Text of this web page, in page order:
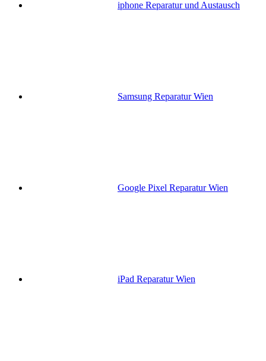
iphone Reparatur und Austausch
Samsung Reparatur Wien
Google Pixel Reparatur Wien
iPad Reparatur Wien